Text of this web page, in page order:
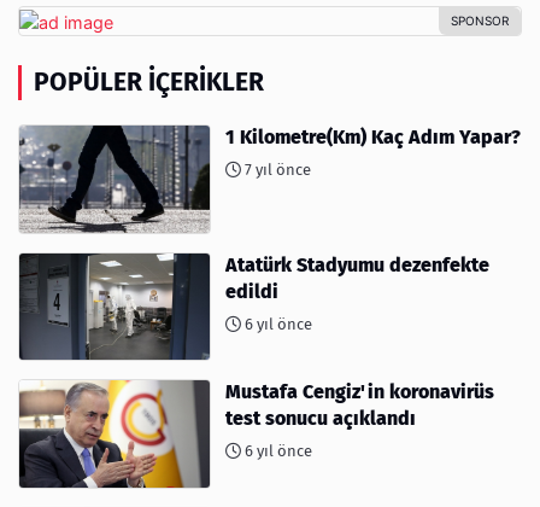
POPÜLER İÇERIKLER
1 Kilometre(Km) Kaç Adım Yapar?
7 yıl önce
Atatürk Stadyumu dezenfekte
edildi
6 yıl önce
Mustafa Cengiz'in koronavirüs
test sonucu açıklandı
6 yıl önce